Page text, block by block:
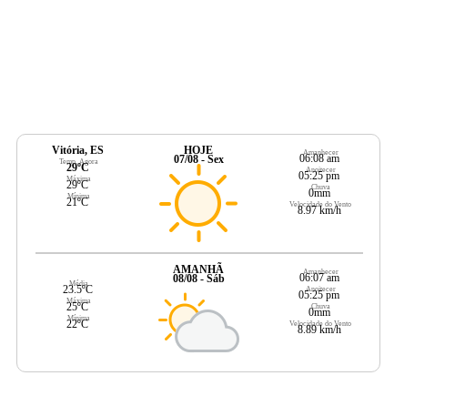
Vitória, ES
Temp. Agora
29ºC
Máxima
29ºC
Mínima
21ºC
HOJE
07/08 - Sex
Amanhecer
06:08 am
Anoitecer
05:25 pm
Chuva
0mm
Velocidade do Vento
8.97 km/h
Média
23.5ºC
Máxima
25ºC
Mínima
22ºC
AMANHÃ
08/08 - Sáb
Amanhecer
06:07 am
Anoitecer
05:25 pm
Chuva
0mm
Velocidade do Vento
8.89 km/h